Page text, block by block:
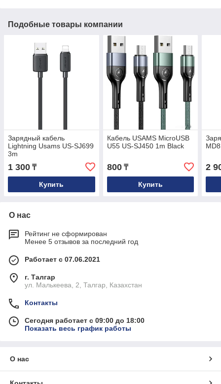
Подобные товары компании
Зарядный кабель
Lightning Usams US-SJ699
3m
1 300 ₸
Купить
Кабель USAMS MicroUSB
U55 US-SJ450 1m Black
800₸
Купить
2
О нас
Рейтинг не сформирован
Менее 5 отзывов за последний год
Работает с 07.06.2021
г. Талгар
ул. Малькеева, 2, Талгар, Казахстан
Контакты
Сегодня работает с 09:00 до 18:00
Показать весь график работы
О нас